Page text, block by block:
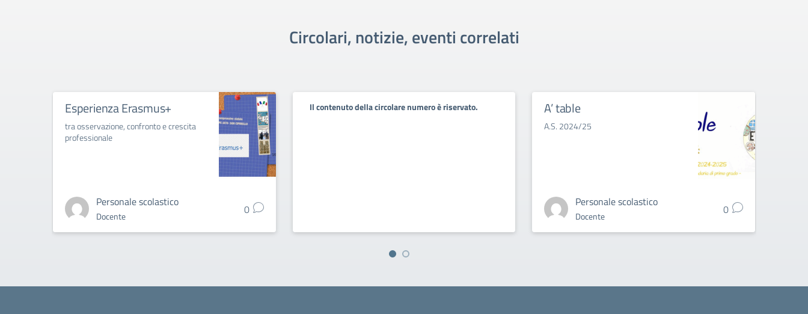
Circolari, notizie, eventi correlati
Esperienza Erasmus+
tra osservazione, confronto e crescita
professionale
Personale scolastico
Docente 0
Il contenuto della circolare numero è riservato. A’ table
A.S. 2024/25
Personale scolastico
Docente 0